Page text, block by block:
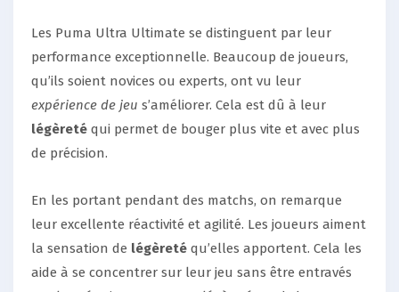
Les Puma Ultra Ultimate se distinguent par leur
performance exceptionnelle. Beaucoup de joueurs,
qu’ils soient novices ou experts, ont vu leur
expérience de jeu s’améliorer. Cela est dû à leur
légèreté qui permet de bouger plus vite et avec plus
de précision.
En les portant pendant des matchs, on remarque
leur excellente réactivité et agilité. Les joueurs aiment
la sensation de légèreté qu’elles apportent. Cela les
aide à se concentrer sur leur jeu sans être entravés